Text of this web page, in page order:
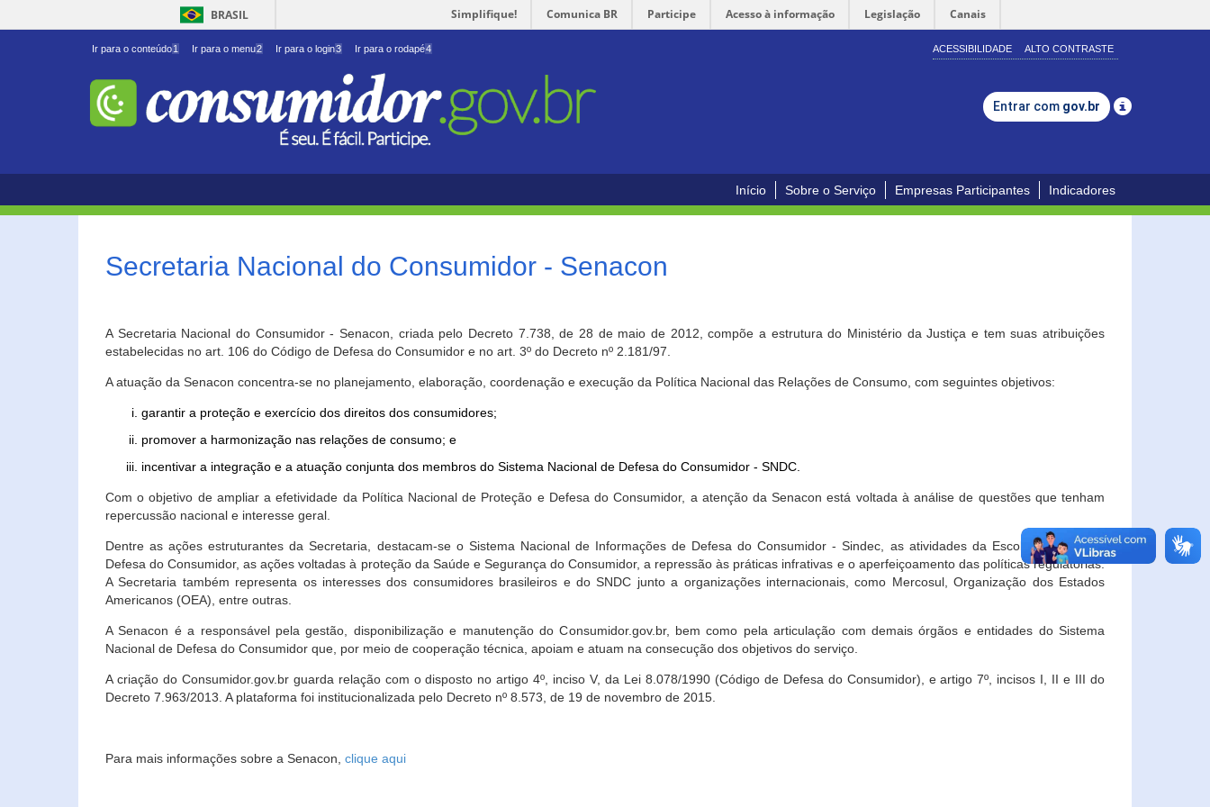
BRASIL Simplifique! Comunica BR Participe Acesso à informação Legislação Canais
Ir para o conteúdo1 Ir para o menu2 Ir para o login3 Ir para o rodapé4 ACESSIBILIDADE ALTO CONTRASTE
Entrar com gov.br
Início Sobre o Serviço Empresas Participantes Indicadores
Secretaria Nacional do Consumidor - Senacon
A Secretaria Nacional do Consumidor - Senacon, criada pelo Decreto 7.738, de 28 de maio de 2012, compõe a estrutura do Ministério da Justiça e tem suas atribuições
estabelecidas no art. 106 do Código de Defesa do Consumidor e no art. 3º do Decreto nº 2.181/97.
A atuação da Senacon concentra-se no planejamento, elaboração, coordenação e execução da Política Nacional das Relações de Consumo, com seguintes objetivos:
garantir a proteção e exercício dos direitos dos consumidores;
promover a harmonização nas relações de consumo; e
incentivar a integração e a atuação conjunta dos membros do Sistema Nacional de Defesa do Consumidor - SNDC.
Com o objetivo de ampliar a efetividade da Política Nacional de Proteção e Defesa do Consumidor, a atenção da Senacon está voltada à análise de questões que tenham
repercussão nacional e interesse geral.
Dentre as ações estruturantes da Secretaria, destacam-se o Sistema Nacional de Informações de Defesa do Consumidor - Sindec, as atividades da Escola Nacional de
Defesa do Consumidor, as ações voltadas à proteção da Saúde e Segurança do Consumidor, a repressão às práticas infrativas e o aperfeiçoamento das políticas regulatórias.
A Secretaria também representa os interesses dos consumidores brasileiros e do SNDC junto a organizações internacionais, como Mercosul, Organização dos Estados
Americanos (OEA), entre outras.
A Senacon é a responsável pela gestão, disponibilização e manutenção do Consumidor.gov.br, bem como pela articulação com demais órgãos e entidades do Sistema
Nacional de Defesa do Consumidor que, por meio de cooperação técnica, apoiam e atuam na consecução dos objetivos do serviço.
A criação do Consumidor.gov.br guarda relação com o disposto no artigo 4º, inciso V, da Lei 8.078/1990 (Código de Defesa do Consumidor), e artigo 7º, incisos I, II e III do
Decreto 7.963/2013. A plataforma foi institucionalizada pelo Decreto nº 8.573, de 19 de novembro de 2015.
Para mais informações sobre a Senacon, clique aqui